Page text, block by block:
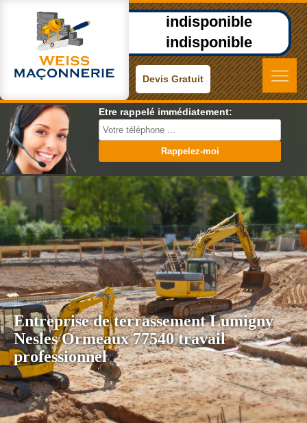
indisponible
indisponible
Devis Gratuit
Etre rappelé immédiatement:
Entreprise de terrassement Lumigny
Nesles Ormeaux 77540 travail
professionnel